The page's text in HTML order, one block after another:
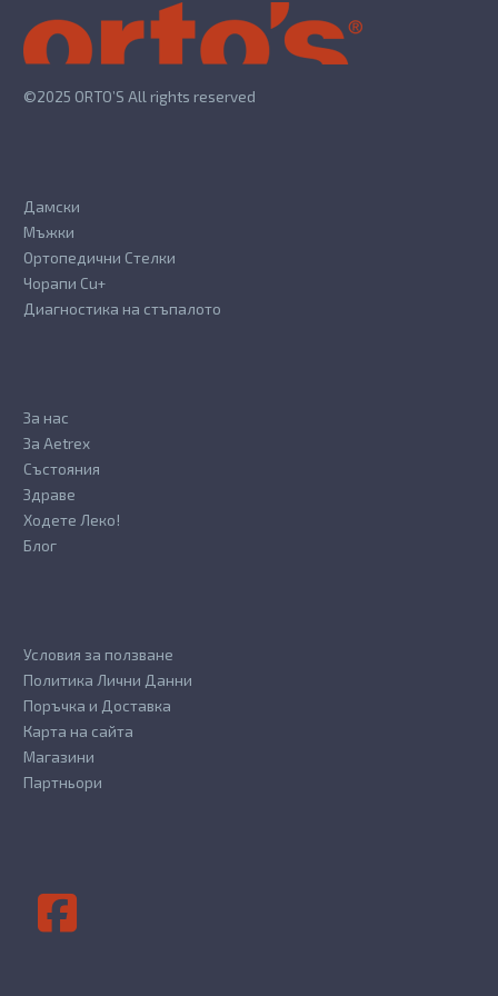
product
page
chosen
©2025 ORTO’S All rights reserved
Дамски
Мъжки
Ортопедични Стелки
Чорапи Cu+
Диагностика на стъпалото
За нас
За Aetrex
Състояния
Здраве
Ходете Леко!
Блог
Условия за ползване
Политика Лични Данни
Поръчка и Доставка
Карта на сайта
Магазини
Партньори